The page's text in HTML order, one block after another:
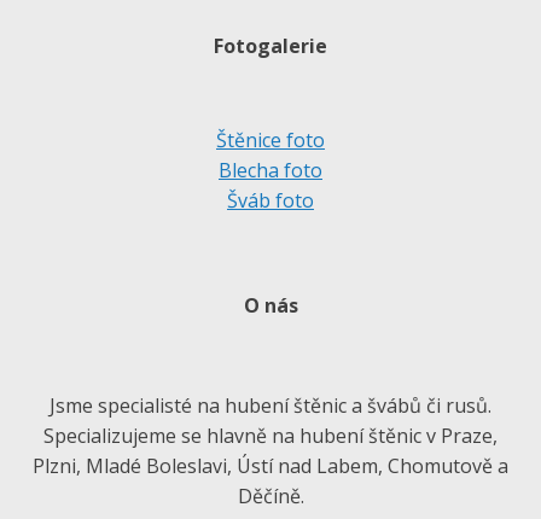
Fotogalerie
Štěnice foto
Blecha foto
Šváb foto
O nás
Jsme specialisté na hubení štěnic a švábů či rusů.
Specializujeme se hlavně na hubení štěnic v Praze,
Plzni, Mladé Boleslavi, Ústí nad Labem, Chomutově a
Děčíně.